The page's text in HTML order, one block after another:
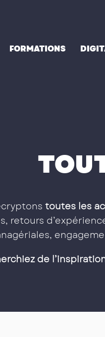
FORMATIONS
toutes les
retours
de